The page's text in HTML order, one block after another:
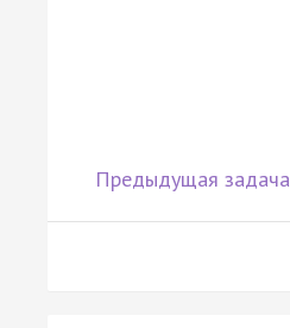
Предыдущая задача